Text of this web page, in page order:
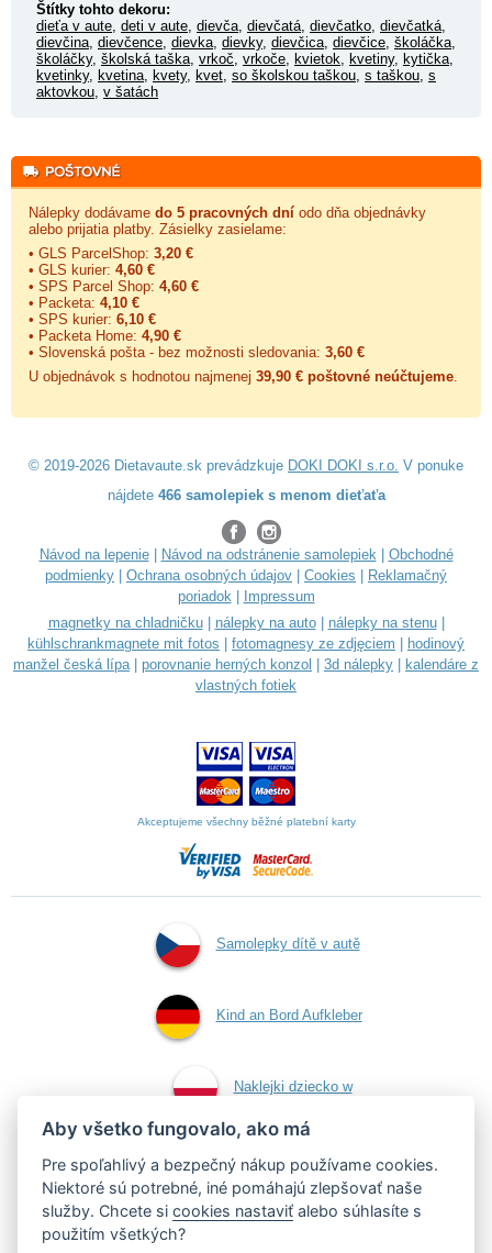
Štítky tohto dekoru:
dieťa v aute, deti v aute, dievča, dievčatá, dievčatko, dievčatká,
dievčina, dievčence, dievka, dievky, dievčica, dievčice, školáčka,
školáčky, školská taška, vrkoč, vrkoče, kvietok, kvetiny, kytička,
kvetinky, kvetina, kvety, kvet, so školskou taškou, s taškou, s
aktovkou, v šatách
Nálepky dodávame do 5 pracovných dní odo dňa objednávky
alebo prijatia platby. Zásielky zasielame:
• GLS ParcelShop: 3,20 €
• GLS kurier: 4,60 €
• SPS Parcel Shop: 4,60 €
• Packeta: 4,10 €
• SPS kurier: 6,10 €
• Packeta Home: 4,90 €
• Slovenská pošta - bez možnosti sledovania: 3,60 €
U objednávok s hodnotou najmenej 39,90 € poštovné neúčtujeme.
© 2019-2026 Dietavaute.sk prevádzkuje DOKI DOKI s.r.o. V ponuke
nájdete 466 samolepiek s menom dieťaťa
Návod na lepenie| Návod na odstránenie samolepiek| Obchodné
podmienky
Ochrana osobných údajov Cookies
Reklamačný
poriadok|
Impressum
magnetky na chladničku| nálepky na auto| nálepky na stenu|
kühlschrankmagnete mit fotos
fotomagnesy ze zdjęciem
hodinový
manžel česká lípa| porovnanie herných konzol 3d nálepky
kalendáre z
vlastných fotiek
Akceptujeme všechny běžné platební karty
Samolepky dítě v autě
Kind an Bord Aufkleber
Naklejki dziecko w
aucie
Aby všetko fungovalo, ako má
Pre spoľahlivý a bezpečný nákup používame cookies.
Niektoré sú potrebné, iné pomáhajú zlepšovať naše
služby. Chcete sicookies nastaviť alebo súhlasíte s
použitím všetkých?